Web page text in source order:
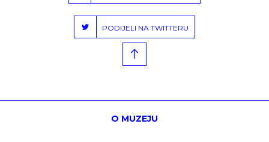
PODIJELI NA TWITTERU
O MUZEJU